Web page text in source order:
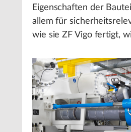
Eigenschaften der
allem für
wie sie ZF Vigo fertigt,